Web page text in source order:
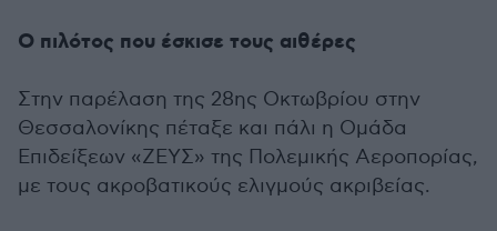
Ο πιλότος που έσκισε τους αιθέρες
Στην παρέλαση της 28ης Οκτωβρίου στην
Θεσσαλονίκης πέταξε και πάλι η Ομάδα
Επιδείξεων «ΖΕΥΣ» της Πολεμικής Αεροπορίας,
με τους ακροβατικούς ελιγμούς ακριβείας.